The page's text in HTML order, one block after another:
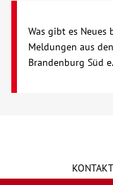
Was gibt es Neues
Meldungen aus
Brandenburg Süd
KONTAKT